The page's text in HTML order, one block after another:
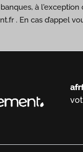
à
. En cas d’appel